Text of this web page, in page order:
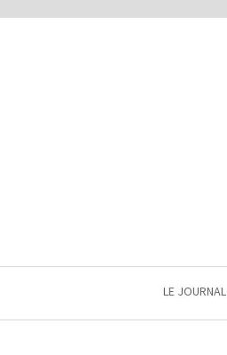
LE JOURNAL